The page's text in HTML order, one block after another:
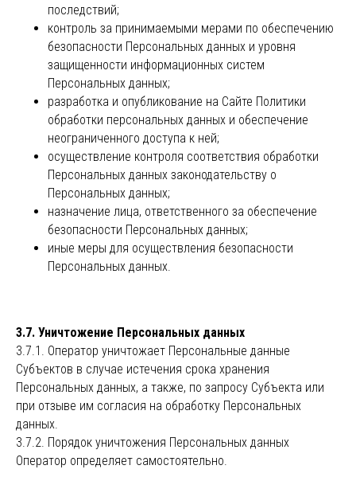
последствий;
контроль за принимаемыми мерами по обеспечению
безопасности Персональных данных и уровня
защищенности информационных систем
Персональных данных;
разработка и опубликование на Сайте Политики
обработки персональных данных и обеспечение
неограниченного доступа к ней;
осуществление контроля соответствия обработки
Персональных данных законодательству о
Персональных данных;
назначение лица, ответственного за обеспечение
безопасности Персональных данных;
иные меры для осуществления безопасности
Персональных данных.
3.7. Уничтожение Персональных данных
3.7.1. Оператор уничтожает Персональные данные
Субъектов в случае истечения срока хранения
Персональных данных, а также, по запросу Субъекта или
при отзыве им согласия на обработку Персональных
данных.
3.7.2. Порядок уничтожения Персональных данных
Оператор определяет самостоятельно.
ЮРИДИЧЕСКАЯ ИНФОРМАЦИЯ
ПОДПИСАТЬСЯ НА РАССЫЛКУ
ОГРНИП 310632403500067
ИП Оксузян Роберт
Договор оферты
Политика персональных данных
Пользовательское соглашение
office@robert-oksuzyan.ru
+7 968 899 66 44